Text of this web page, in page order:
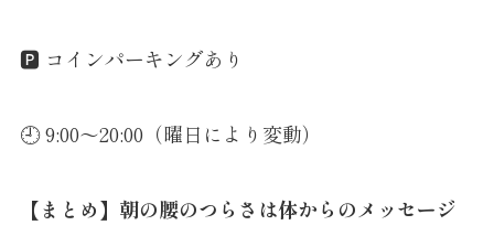
🅿️ コインパーキングあり
🕘 9:00〜20:00（曜日により変動）
【まとめ】朝の腰のつらさは体からのメッセージ